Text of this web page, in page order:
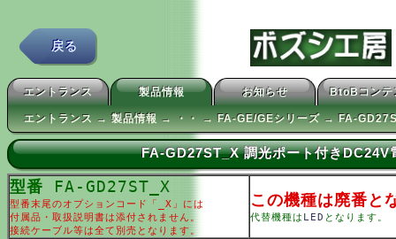
戻る
エントランス 製品情報 お知らせ BtoBコンテ
エントランス → 製品情報 → ・・ → FA-GE/GEシリーズ → FA-
FA-GD27ST_X 調光ポート付きDC24V
型番 FA-GD27ST_X
型番末尾のオプションコード「_X」には
付属品・取扱説明書は添付されません。
接続ケーブル等は全て別売となります。
この機種は廃番と
代替機種は LED となります。